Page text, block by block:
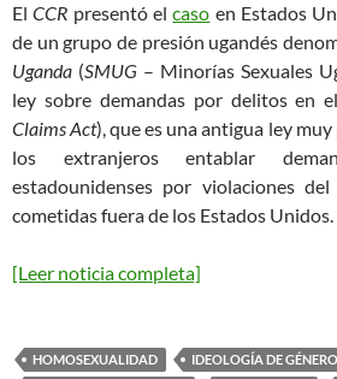
ElCCR presentó elcaso en Estados
de un grupo de presión ugandés
Uganda (SMUG– Minorías Sexuales
ley sobre demandas por delitos en
Claims Act), que es una antigua ley
los extranjeros entablar
estadounidenses por violaciones
cometidas fuera de los Estados Unidos.
[Leer noticia completa]
HOMOSEXUALIDAD
IDEOLOGÍA DE GÉNERO